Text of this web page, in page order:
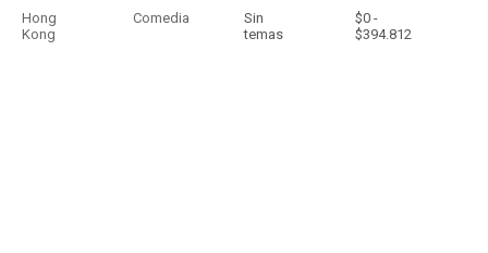
Hong
Kong
Comedia
Sin
temas
$0 -
$394.812